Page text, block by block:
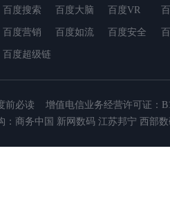
百度搜索 百度大脑 百度VR
百度营销 百度如流 百度安全
百度超级链
前必读
增值电信业务经营许可证：
：商务中国 新网数码 江苏邦宁 西部